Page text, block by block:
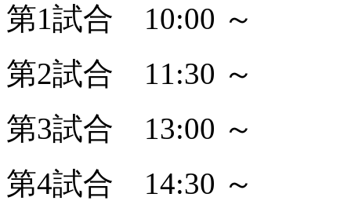
第1試合 10:00 ～
第2試合 11:30 ～
第3試合 13:00 ～
第4試合 14:30 ～